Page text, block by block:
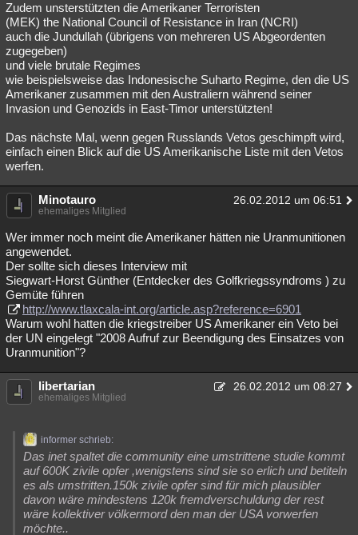
Zudem unsterstützten die Amerikaner Terroristen
(MEK) the National Council of Resistance in Iran (NCRI)
auch die Jundullah (übrigens von mehreren US Abgeordenten
zugegeben)
und viele brutale Regimes
wie beispielsweise das Indonesische Suharto Regime, den die US
Amerikaner zusammen mit den Australiern während seiner
Invasion und Genozids in East-Timor unterstützten!
Das nächste Mal, wenn gegen Russlands Vetos geschimpft wird,
einfach einen Blick auf die US Amerikanische Liste mit den Vetos
werfen.
Minotauro 26.02.2012 um 06:51
ehemaliges Mitglied
Wer immer noch meint die Amerikaner hätten nie Uranmunitionen
angewendet.
Der sollte sich dieses Interview mit
Siegwart-Horst Günther (Entdecker des Golfkriegssyndroms ) zu
Gemüte führen
http://www.tlaxcala-int.org/article.asp?reference=6901
Warum wohl hatten die kriegstreiber US Amerikaner ein Veto bei
der UN eingelegt "2008 Aufruf zur Beendigung des Einsatzes von
Uranmunition"?
libertarian 26.02.2012 um 08:27
ehemaliges Mitglied
informer schrieb:
Das inet spaltet die community eine umstrittene studie kommt
auf 600K zivile opfer ,wenigstens sind sie so erlich und betiteln
es als umstritten.150k zivile opfer sind für mich plausibler
davon wäre mindestens 120k fremdverschuldung der rest
wäre kollektiver völkermord den man der USA vorwerfen
möchte..